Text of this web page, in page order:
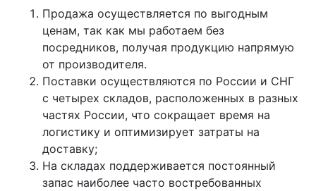
Продажа осуществляется по выгодным
ценам, так как мы работаем без
посредников, получая продукцию напрямую
от производителя.
Поставки осуществляются по России и СНГ
с четырех складов, расположенных в разных
частях России, что сокращает время на
логистику и оптимизирует затраты на
доставку;
На складах поддерживается постоянный
запас наиболее часто востребованных